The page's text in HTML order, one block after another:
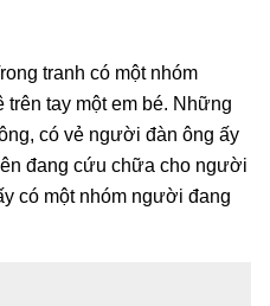
tranh có một nhóm
tay một em bé. Những
có vẻ người đàn ông ấy
đang cứu chữa cho người
có một nhóm người đang